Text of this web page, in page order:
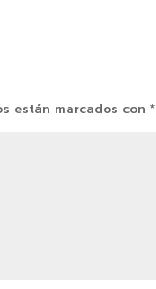
están marcados con*